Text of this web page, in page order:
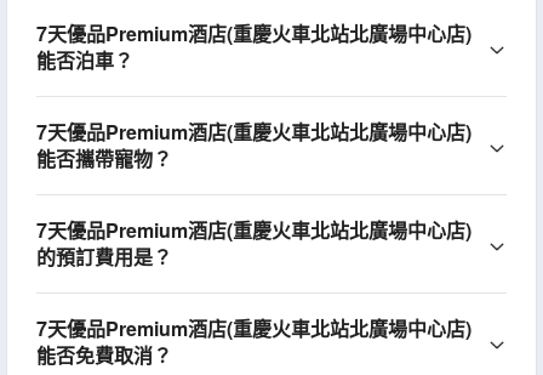
7天優品Premium酒店(重慶火車北站北廣場中心店)
能否泊車？
7天優品Premium酒店(重慶火車北站北廣場中心店)
能否攜帶寵物？
7天優品Premium酒店(重慶火車北站北廣場中心店)
的預訂費用是？
7天優品Premium酒店(重慶火車北站北廣場中心店)
能否免費取消？